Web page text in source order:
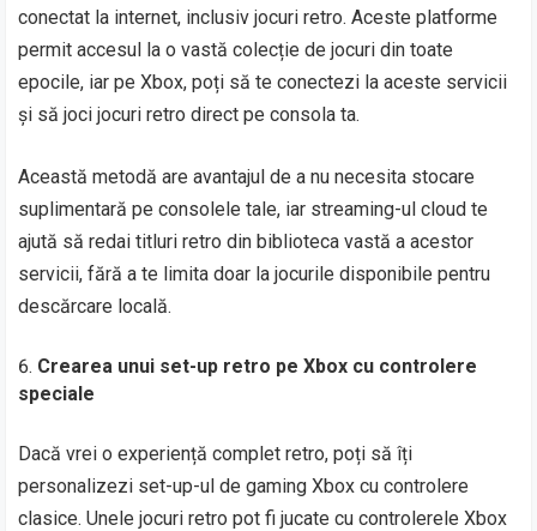
conectat la internet, inclusiv jocuri retro. Aceste platforme
permit accesul la o vastă colecție de jocuri din toate
epocile, iar pe Xbox, poți să te conectezi la aceste servicii
și să joci jocuri retro direct pe consola ta.
Această metodă are avantajul de a nu necesita stocare
suplimentară pe consolele tale, iar streaming-ul cloud te
ajută să redai titluri retro din biblioteca vastă a acestor
servicii, fără a te limita doar la jocurile disponibile pentru
descărcare locală.
Crearea unui set-up retro pe Xbox cu controlere
speciale
Dacă vrei o experiență complet retro, poți să îți
personalizezi set-up-ul de gaming Xbox cu controlere
clasice. Unele jocuri retro pot fi jucate cu controlerele Xbox